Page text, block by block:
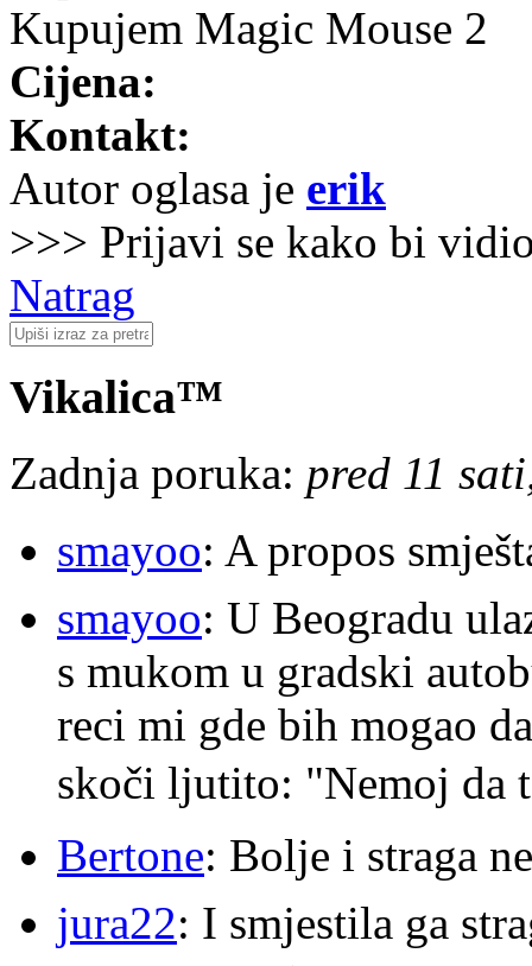
Kupujem Magic Mouse 2
Cijena:
Kontakt:
Autor oglasa je erik
>>> Prijavi se kako bi
Natrag
Vikalica™
Zadnja poruka: pred 11
smayoo: A propos
smayoo: U Beogradu
s mukom u gradski
reci mi gde bih mogao
skoči ljutito: "Nemoj da
Bertone: Bolje i straga
jura22: I smjestila ga